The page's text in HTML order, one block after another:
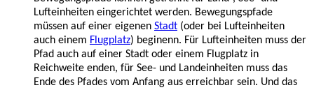
Lufteinheiten eingerichtet werden. Bewegungspfade
müssen auf einer eigenen Stadt (oder bei Lufteinheiten
auch einem Flugplatz) beginenn. Für Lufteinheiten muss der
Pfad auch auf einer Stadt oder einem Flugplatz in
Reichweite enden, für See- und Landeinheiten muss das
Ende des Pfades vom Anfang aus erreichbar sein. Und das